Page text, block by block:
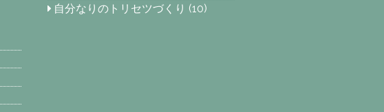
自分なりのトリセツづくり (10)